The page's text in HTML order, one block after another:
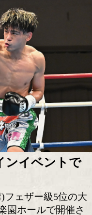
として真価を問
グ